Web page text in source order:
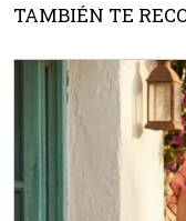
TAMBIÉN TE